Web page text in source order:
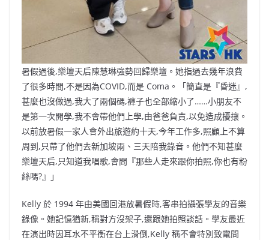
暑假過後,樂壇天后陳慧琳強勢回歸樂壇。她指過去幾年浪費
了很多時間,不是因為COVID,而是 Coma。「簡直是『昏迷』,
甚麼也沒做過,我大了兩個碼,褲子也全部縮小了……小朋友不
是第一次開學,我不會帶他們上學,由爸爸負責,以免造成擾攘。
以前放暑假一家人會外出旅遊約十天,今年工作多,照顧上不算
周到,只帶了他們去新加坡兩、三天陪我錄音。他們不知甚麼
樂壇天后,只知道我唱歌,會問『那些人走來跟你拍照,你也有粉
絲嗎?』」
Kelly 於 1994 年由美國回港放暑假時,客串拍攝張學友的音樂
錄像。她記憶猶新,稱對方沒架子,還跟她拍照談話。學友最近
在演出時因耳水不平衡在台上滑倒,Kelly 稱不會特別致電問